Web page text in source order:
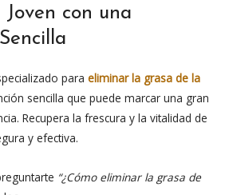
con una
para eliminar la grasa de la
sencilla que puede marcar una gran
Recupera la frescura y la vitalidad de
y efectiva.
“¿Cómo eliminar la grasa de